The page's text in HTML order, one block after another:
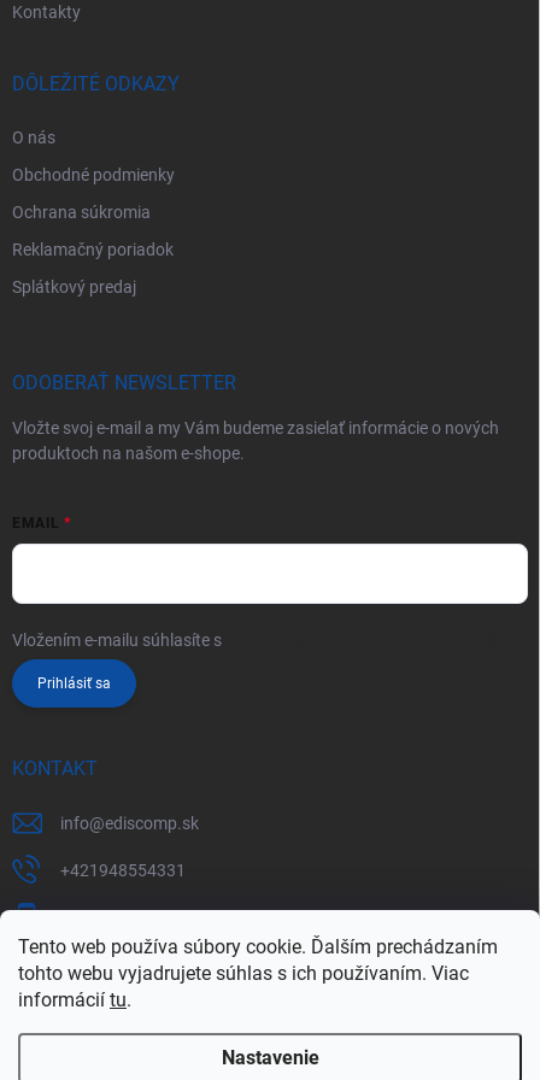
Tento web používa súbory cookie. Ďalším prechádzaním
tohto webu vyjadrujete súhlas s ich používaním. Viac
informácií tu.
Nastavenie
Kontakty
DÔLEŽITÉ ODKAZY
O nás
Obchodné podmienky
Ochrana súkromia
Reklamačný poriadok
Splátkový predaj
ODOBERAŤ NEWSLETTER
Vložte svoj e-mail a my Vám budeme zasielať informácie o nových
produktoch na našom e-shope.
EMAIL
Vložením e-mailu súhlasíte s
Prihlásiť sa
KONTAKT
info@ediscomp.sk
+421948554331